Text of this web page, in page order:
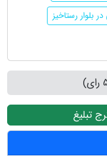
بلوار رستاخیز
تبلیغ